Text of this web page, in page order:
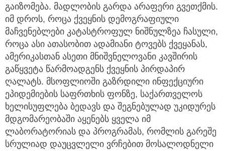
გაიზომება. მადლობის გარდა არაფერი გვეთქმის.
იმ დროს, როცა ქვეყნის დემოგრაფიული
მაჩვენებლები კატასტროფულ ნიშნულზეა ჩასული,
როცა ასი ათასობით ადამიანი ტოვებს ქვეყანას,
ამერიკასთან ასეთი მნიშვნელოვანი კავშირის
გაწყვეტა წარმოადგენს ქვეყნის პირდაპირ
ღალატს. მსოფლიოში გაზრდილი ინფექციური
ეპიდემიების საფრთხის ფონზე, საქართველოს
ხელისუფლება ბედავს და შეგნებულად უკიდურეს
მდგომარეობაში აყენებს ყველა იმ
ლაბორატორიას და პროგრამას, რომლის გარეშე
სრულიად დაუცვლელი ვრჩებით მოსალოდნელი